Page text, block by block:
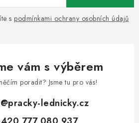
s podmínkami ochrany osobních údajů
vám s výběrem
poradit? Jsme tu pro vás!
@pracky-lednicky.cz